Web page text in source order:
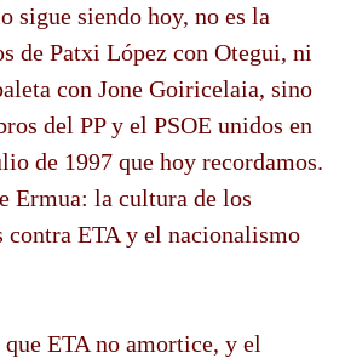
sigue siendo hoy, no es la
de Patxi López con Otegui, ni
con Jone Goiricelaia, sino
del PP y el PSOE unidos en
de 1997 que hoy recordamos.
Ermua: la cultura de los
contra ETA y el nacionalismo
ETA no amortice, y el